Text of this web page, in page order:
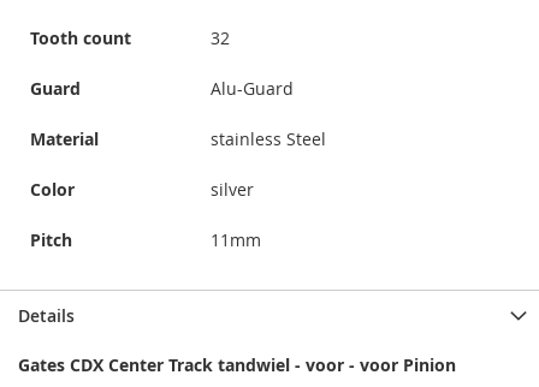
Tooth count 32
Guard Alu-Guard
Material stainless Steel
Color silver
Pitch 11mm
Details
Gates CDX Center Track tandwiel - voor - voor Pinion